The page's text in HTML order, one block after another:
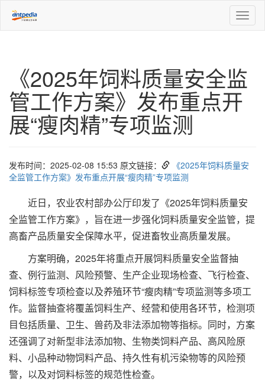
《2025年饲料质量安全监
管工作方案》发布重点开
展“瘦肉精”专项监测
发布时间：2025-02-08 15:53 原文链接：
《2025年饲料质量安
全监管工作方案》发布重点开展“瘦肉精”专项监测
近日，农业农村部办公厅印发了《2025年饲料质量安
全监管工作方案》，旨在进一步强化饲料质量安全监管，提
高畜产品质量安全保障水平，促进畜牧业高质量发展。
方案明确，2025年将重点开展饲料质量安全监督抽
查、例行监测、风险预警、生产企业现场检查、飞行检查、
饲料标签专项检查以及养殖环节“瘦肉精”专项监测等多项工
作。监督抽查将覆盖饲料生产、经营和使用各环节，检测项
目包括质量、卫生、兽药及非法添加物等指标。同时，方案
还强调了对新型非法添加物、生物类饲料产品、高风险原
料、小品种动物饲料产品、持久性有机污染物等的风险预
警，以及对饲料标签的规范性检查。